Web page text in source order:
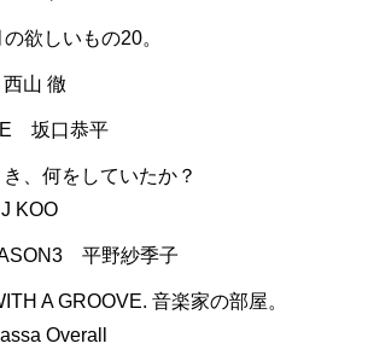
欲しいもの20。
山 徹
坂口恭平
、何をしていたか？
KOO
平野紗季子
A GROOVE. 音楽家の部屋。
Overall